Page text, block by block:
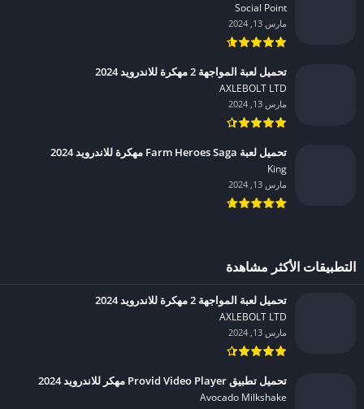
Social Point‏
مارس 13, 2024
تحميل لعبة المواجهة 2 مهكرة للاندرويد 2024
AXLEBOLT LTD‏
مارس 13, 2024
تحميل لعبة Farm Heroes Saga مهكرة للاندرويد 2024
King‏
مارس 13, 2024
التطبيقات الأكثر مشاهدة
تحميل لعبة المواجهة 2 مهكرة للاندرويد 2024
AXLEBOLT LTD‏
مارس 13, 2024
تحميل تطبيق Provid Video Player مهكر للاندرويد 2024
Avocado Milkshake‏